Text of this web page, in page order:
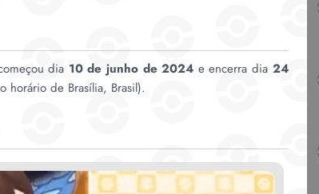
dia 10 de junho de 2024 e encerra dia 24
horário de Brasília, Brasil).